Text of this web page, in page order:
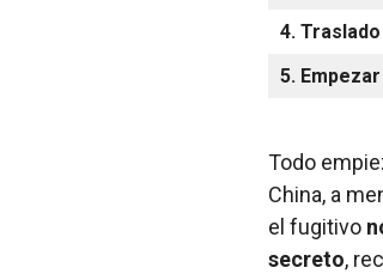
4.
5.
Todo
China, a
el fugitivo
secreto,